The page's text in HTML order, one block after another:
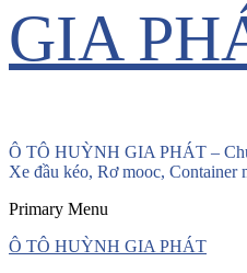
GIA
Ô TÔ HUỲNH GIA PHÁT –
Xe đầu kéo, Rơ mooc, Container
Primary Menu
Ô TÔ HUỲNH GIA PHÁT